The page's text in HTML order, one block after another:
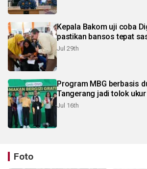
Kepala Bakom uji coba
pastikan bansos tepat
Jul 29th
Program MBG berbasis
Tangerang jadi tolok ukur
Jul 16th
Foto